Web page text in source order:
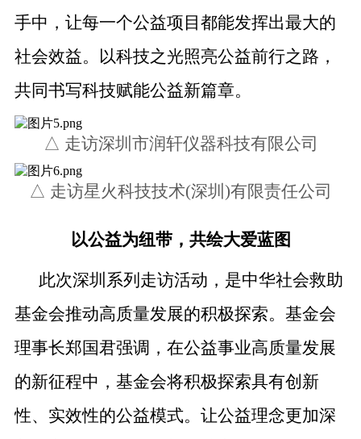
手中，让每一个公益项目都能发挥出最大的
社会效益。以科技之光照亮公益前行之路，
共同书写科技赋能公益新篇章。
△ 走访深圳市润轩仪器科技有限公司
△ 走访星火科技技术(深圳)有限责任公司
以公益为纽带，共绘大爱蓝图
此次深圳系列走访活动，是中华社会救助
基金会推动高质量发展的积极探索。 基金会
理事长郑国君强调，在公益事业高质量发展
的新征程中，基金会将积极探索具有创新
性、实效性的公益模式。 让公益理念更加深